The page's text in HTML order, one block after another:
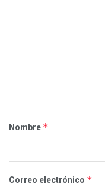
Nombre *
Correo electrónico *